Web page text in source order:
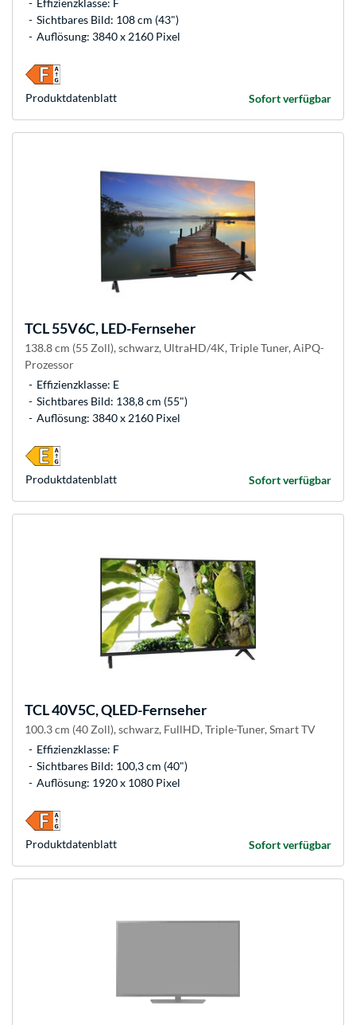
Effizienzklasse: F
Sichtbares Bild: 108 cm (43")
Auflösung: 3840 x 2160 Pixel
Sofort verfügbar
Produkt­datenblatt
TCL55V6C, LED-Fernseher
138.8 cm (55 Zoll), schwarz, UltraHD/4K, Triple Tuner, AiPQ-
Prozessor
Effizienzklasse: E
Sichtbares Bild: 138,8 cm (55")
Auflösung: 3840 x 2160 Pixel
Sofort verfügbar
Produkt­datenblatt
TCL40V5C, QLED-Fernseher
100.3 cm (40 Zoll), schwarz, FullHD, Triple-Tuner, Smart TV
Effizienzklasse: F
Sichtbares Bild: 100,3 cm (40")
Auflösung: 1920 x 1080 Pixel
Sofort verfügbar
Produkt­datenblatt